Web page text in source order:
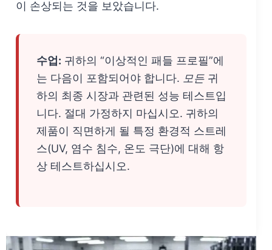
이 손상되는 것을 보았습니다.
수업: 귀하의 “이상적인 패들 프로필”에
는 다음이 포함되어야 합니다. 모든귀
하의 최종 시장과 관련된 성능 테스트입
니다. 절대 가정하지 마십시오. 귀하의
제품이 직면하게 될 특정 환경적 스트레
스(UV, 염수 침수, 온도 극단)에 대해 항
상 테스트하십시오.